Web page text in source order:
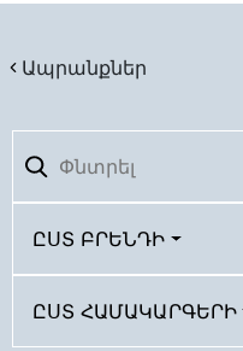
Ապրանքներ
ԸՍՏ ԲՐԵՆԴԻ
ԸՍՏ ՀԱՄԱԿԱՐԳԵՐԻ